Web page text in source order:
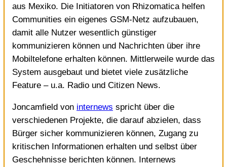
aus Mexiko. Die Initiatoren von Rhizomatica helfen
Communities ein eigenes GSM-Netz aufzubauen,
damit alle Nutzer wesentlich günstiger
kommunizieren können und Nachrichten über ihre
Mobiltelefone erhalten können. Mittlerweile wurde das
System ausgebaut und bietet viele zusätzliche
Feature – u.a. Radio und Citizen News.
Joncamfield von internews spricht über die
verschiedenen Projekte, die darauf abzielen, dass
Bürger sicher kommunizieren können, Zugang zu
kritischen Informationen erhalten und selbst über
Geschehnisse berichten können. Internews